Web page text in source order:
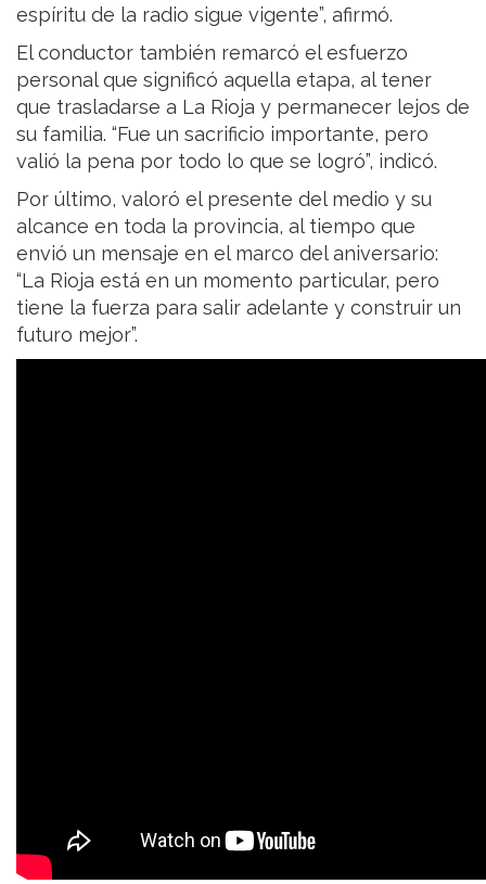
espíritu de la radio sigue vigente”, afirmó.
El conductor también remarcó el esfuerzo
personal que significó aquella etapa, al tener
que trasladarse a La Rioja y permanecer lejos de
su familia. “Fue un sacrificio importante, pero
valió la pena por todo lo que se logró”, indicó.
Por último, valoró el presente del medio y su
alcance en toda la provincia, al tiempo que
envió un mensaje en el marco del aniversario:
“La Rioja está en un momento particular, pero
tiene la fuerza para salir adelante y construir un
futuro mejor”.